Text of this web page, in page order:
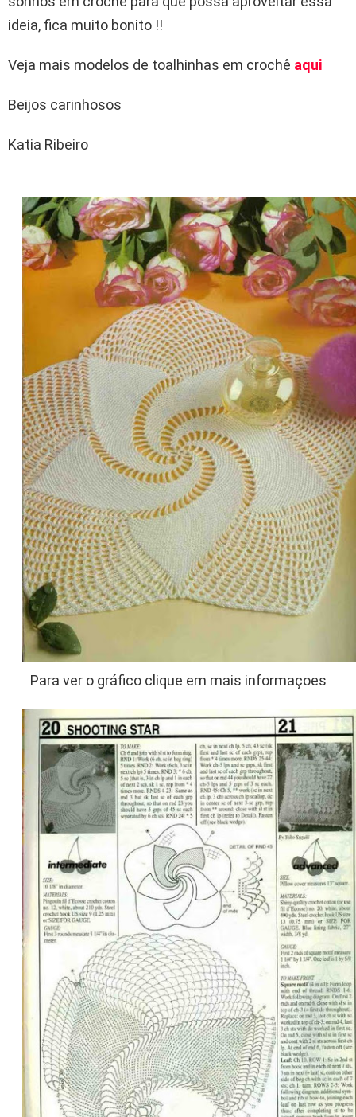
ideia, fica muito bonito !!
Veja mais modelos de toalhinhas em crochê aqui
Beijos carinhosos
Katia Ribeiro
Para ver o gráfico clique em mais informaçoes